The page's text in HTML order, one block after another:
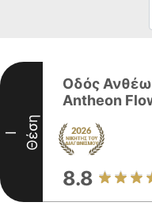
I Θέση
Οδός
Antheon
8.8